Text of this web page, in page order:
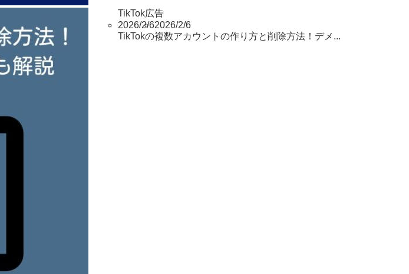
TikTok広告
2026/2/62026/2/6
TikTokの複数アカウントの作り方と削除方法！デメ...